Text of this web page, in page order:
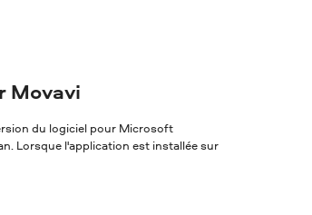
Movavi
du logiciel pour Microsoft
Lorsque l'application est installée sur